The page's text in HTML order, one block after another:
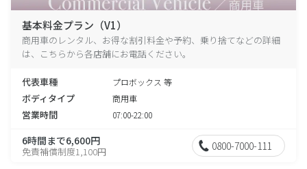
基本料金プラン（V1）
商用車のレンタル、お得な割引料金や予約、乗り捨てなどの詳細
は、こちらから各店舗にお電話ください。
代表車種 プロボックス 等
ボディタイプ 商用車
営業時間 07:00-22:00
6時間まで6,600円
免責補償制度1,100円 0800-7000-111